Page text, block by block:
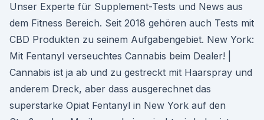
Unser Experte für Supplement-Tests und News aus
dem Fitness Bereich. Seit 2018 gehören auch Tests mit
CBD Produkten zu seinem Aufgabengebiet. New York:
Mit Fentanyl verseuchtes Cannabis beim Dealer! |
Cannabis ist ja ab und zu gestreckt mit Haarspray und
anderem Dreck, aber dass ausgerechnet das
superstarke Opiat Fentanyl in New York auf den